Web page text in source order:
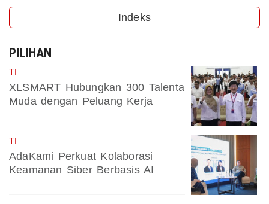
Indeks
PILIHAN
TI
XLSMART Hubungkan 300 Talenta
Muda dengan Peluang Kerja
TI
AdaKami Perkuat Kolaborasi
Keamanan Siber Berbasis AI